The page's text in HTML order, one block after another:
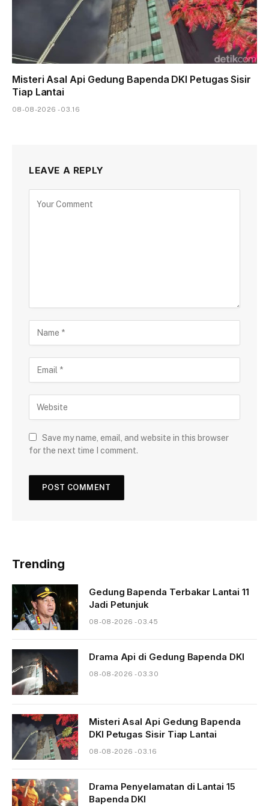
Misteri Asal Api Gedung Bapenda DKI Petugas Sisir
Tiap Lantai
08-08-2026 - 03.16
LEAVE A REPLY
Save my name, email, and website in this browser
for the next time I comment.
Trending
Gedung Bapenda Terbakar Lantai 11
Jadi Petunjuk
08-08-2026 - 03.45
Drama Api di Gedung Bapenda DKI
08-08-2026 - 03.30
Misteri Asal Api Gedung Bapenda
DKI Petugas Sisir Tiap Lantai
08-08-2026 - 03.16
Drama Penyelamatan di Lantai 15
Bapenda DKI